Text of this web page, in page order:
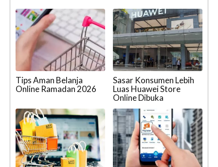
Tips Aman Belanja
Online Ramadan 2026
Sasar Konsumen Lebih
Luas Huawei Store
Online Dibuka